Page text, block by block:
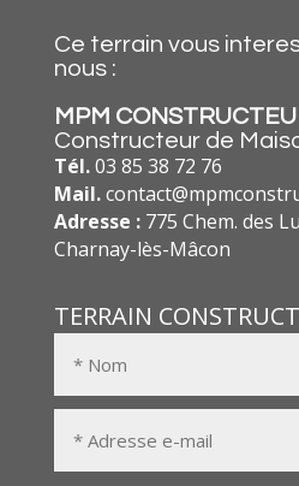
Ce terrain vous
nous :
MPM
Constructeur de
Tél.03 85 38 72 76
Mail.
Adresse : 775 Chem. des
Charnay-lès-Mâcon
TERRAIN